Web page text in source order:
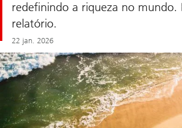
redefinindo a riqueza no mundo.
relatório.
22 jan. 2026